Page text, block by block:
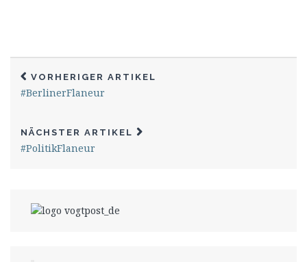
VORHERIGER ARTIKEL
#BerlinerFlaneur
NÄCHSTER ARTIKEL
#PolitikFlaneur